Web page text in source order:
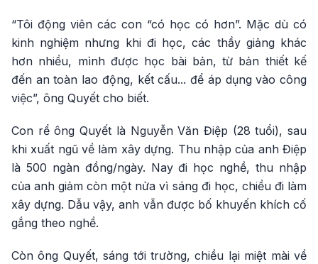
“Tôi động viên các con “có học có hơn”. Mặc dù có
kinh nghiệm nhưng khi đi học, các thầy giảng khác
hơn nhiều, mình được học bài bản, từ bản thiết kế
đến an toàn lao động, kết cấu... để áp dụng vào công
việc”, ông Quyết cho biết.
Con rể ông Quyết là Nguyễn Văn Điệp (28 tuổi), sau
khi xuất ngũ về làm xây dựng. Thu nhập của anh Điệp
là 500 ngàn đồng/ngày. Nay đi học nghề, thu nhập
của anh giảm còn một nửa vì sáng đi học, chiều đi làm
xây dựng. Dẫu vậy, anh vẫn được bố khuyến khích cố
gắng theo nghề.
Còn ông Quyết, sáng tới trường, chiều lại miệt mài về